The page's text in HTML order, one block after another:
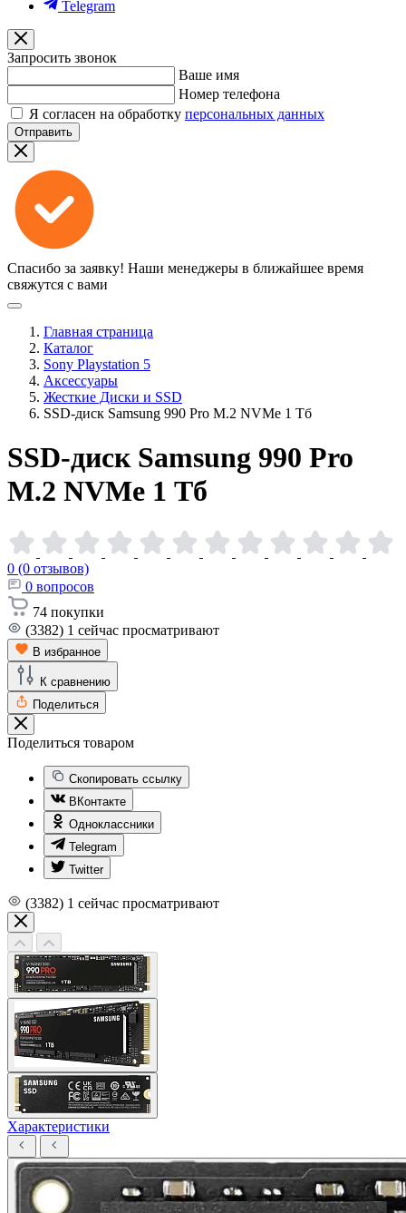
Telegram
Запросить звонок
Ваше имя
Номер телефона
Я согласен на обработку персональных данных
Отправить
Спасибо за заявку! Наши менеджеры в ближайшее время
свяжутся с вами
Главная страница
Каталог
Sony Playstation 5
Аксессуары
Жесткие Диски и SSD
SSD-диск Samsung 990 Pro M.2 NVMe 1 Тб
SSD-диск Samsung 990 Pro
M.2 NVMe 1 Тб
0 (0 отзывов)
0 вопросов
74 покупки
(3382) 1 сейчас просматривают
В избранное
К сравнению
Поделиться
Поделиться товаром
Скопировать ссылку
ВКонтакте
Одноклассники
Telegram
Twitter
(3382) 1 сейчас просматривают
Характеристики